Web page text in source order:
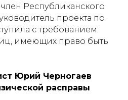
Республиканского
проекта по
с требованием
имеющих право быть
Юрий Черногаев
расправы